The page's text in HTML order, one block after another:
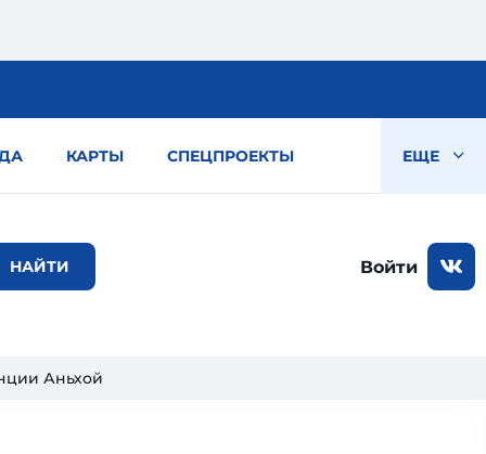
КАРТЫ СПЕЦПРОЕКТЫ ЕЩЕ
Войти
Аньхой